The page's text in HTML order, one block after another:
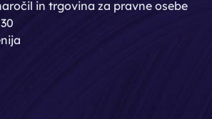
in trgovina za pravne osebe